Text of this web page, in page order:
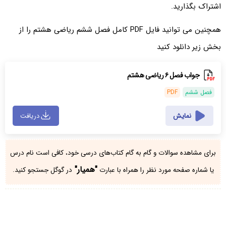
اشتراک بگذارید.
همچنین می توانید فایل PDF کامل فصل ششم ریاضی هشتم را از
بخش زیر دانلود کنید
جواب فصل ۶ ریاضی هشتم
فصل ششم PDF
نمایش دریافت
برای مشاهده سوالات و گام به گام کتاب‌های درسی خود، کافی است نام درس
یا شماره صفحه مورد نظر را همراه با عبارت"همیار" در گوگل جستجو کنید.